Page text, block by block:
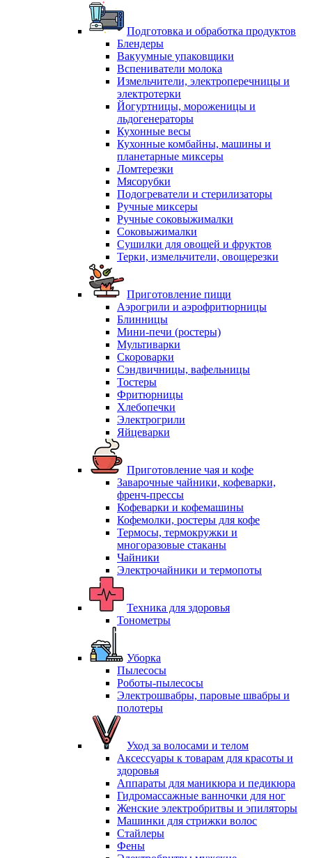
Подготовка и обработка продуктов
Блендеры
Вакуумные упаковщики
Вспениватели молока
Измельчители, электроперечницы и
электротерки
Йогуртницы, мороженицы и
льдогенераторы
Кухонные весы
Кухонные комбайны, машины и
планетарные миксеры
Ломтерезки
Мясорубки
Подогреватели и стерилизаторы
Ручные миксеры
Ручные соковыжималки
Соковыжималки
Сушилки для овощей и фруктов
Терки, измельчители, овощерезки
Приготовление пищи
Аэрогрили и аэрофритюрницы
Блинницы
Мини-печи (ростеры)
Мультиварки
Скороварки
Сэндвичницы, вафельницы
Тостеры
Фритюрницы
Хлебопечки
Электрогрили
Яйцеварки
Приготовление чая и кофе
Заварочные чайники, кофеварки,
френч-прессы
Кофеварки и кофемашины
Кофемолки, ростеры для кофе
Термосы, термокружки и
многоразовые стаканы
Чайники
Электрочайники и термопоты
Техника для здоровья
Тонометры
Уборка
Пылесосы
Роботы-пылесосы
Электрошвабры, паровые швабры и
полотеры
Уход за волосами и телом
Аксессуары к товарам для красоты и
здоровья
Аппараты для маникюра и педикюра
Гидромассажные ванночки для ног
Женские электробритвы и эпиляторы
Машинки для стрижки волос
Стайлеры
Фены